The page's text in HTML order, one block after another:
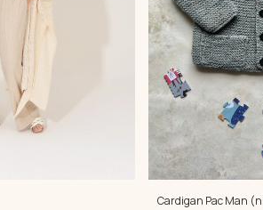
Cardigan Pac Man